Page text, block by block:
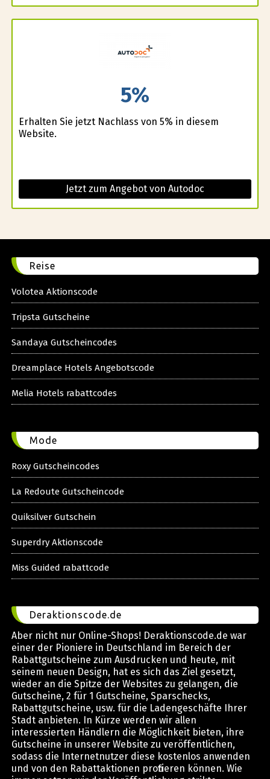
5%
Erhalten Sie jetzt Nachlass von 5% in diesem
Website.
Jetzt zum Angebot von Autodoc
Reise
Volotea Aktionscode
Tripsta Gutscheine
Sandaya Gutscheincodes
Dreamplace Hotels Angebotscode
Melia Hotels rabattcodes
Mode
Roxy Gutscheincodes
La Redoute Gutscheincode
Quiksilver Gutschein
Superdry Aktionscode
Miss Guided rabattcode
Deraktionscode.de
Aber nicht nur Online-Shops! Deraktionscode.de war
einer der Pioniere in Deutschland im Bereich der
Rabattgutscheine zum Ausdrucken und heute, mit
seinem neuen Design, hat es sich das Ziel gesetzt,
wieder an die Spitze der Websites zu gelangen, die
Gutscheine, 2 für 1 Gutscheine, Sparschecks,
Rabattgutscheine, usw. für die Ladengeschäfte Ihrer
Stadt anbieten. In Kürze werden wir allen
interessierten Händlern die Möglichkeit bieten, ihre
Gutscheine in unserer Website zu veröffentlichen,
sodass die Internetnutzer diese kostenlos anwenden
und von den Rabattaktionen profitieren können. Wie